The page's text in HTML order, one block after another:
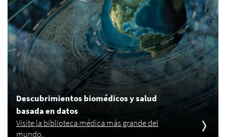
Descubrimientos biomédicos y salud
basada en datos
Visite la biblioteca médica más grande del
mundo.